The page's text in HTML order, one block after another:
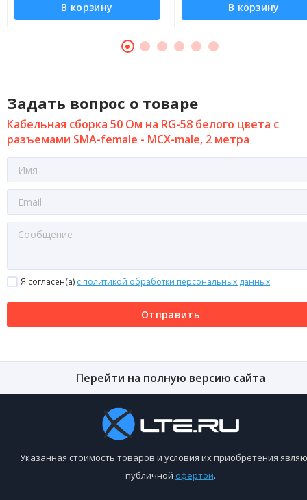
В корзину В корзину
Задать вопрос о товаре
Кабельная сборка 50 Ом на RG-58 белого цвета с
разъемами SMA-female - MCX-male, 2 метра
Я согласен(a) с политикой обработки персональных данных
Отправить
Перейти на полную версию сайта
Указанная стоимость товаров и условия их приобретения
публичной офертой.